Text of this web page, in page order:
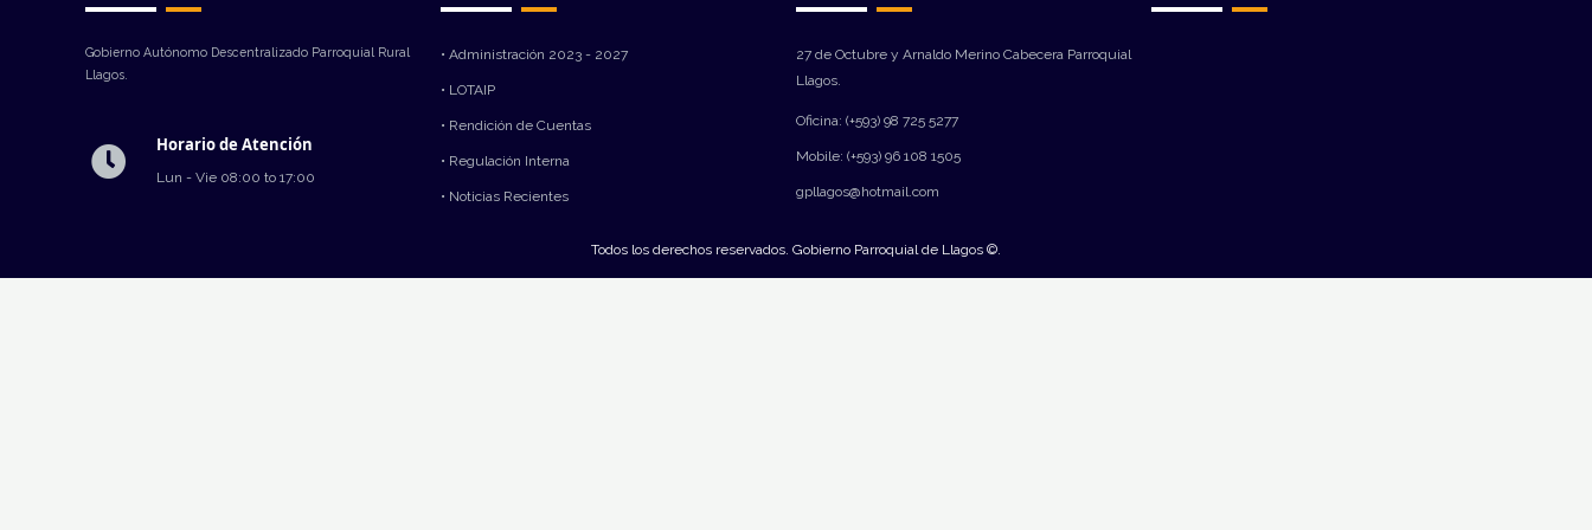
Gobierno Autónomo Descentralizado Parroquial Rural
Llagos.
Horario de Atención
Lun - Vie 08:00 to 17:00
• Administración 2023 - 2027
• LOTAIP
• Rendición de Cuentas
• Regulación Interna
• Noticias Recientes
27 de Octubre y Arnaldo Merino Cabecera Parroquial
Llagos.
Oficina: (+593) 98 725 5277
Mobile: (+593) 96 108 1505
gpllagos@hotmail.com
Todos los derechos reservados. Gobierno Parroquial de Llagos ©.